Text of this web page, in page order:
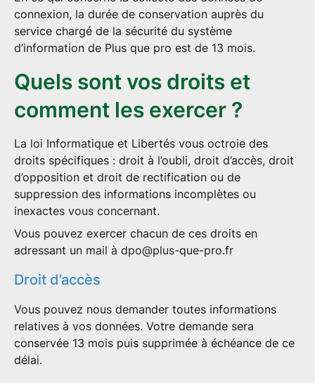
connexion, la durée de conservation auprès du
service chargé de la sécurité du système
d’information de Plus que pro est de 13 mois.
Quels sont vos droits et
comment les exercer ?
La loi Informatique et Libertés vous octroie des
droits spécifiques : droit à l’oubli, droit d’accès, droit
d’opposition et droit de rectification ou de
suppression des informations incomplètes ou
inexactes vous concernant.
Vous pouvez exercer chacun de ces droits en
adressant un mail à dpo@plus-que-pro.fr
Droit d’accès
Vous pouvez nous demander toutes informations
relatives à vos données. Votre demande sera
conservée 13 mois puis supprimée à échéance de ce
délai.